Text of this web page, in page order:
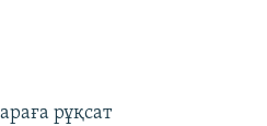
рұқсат